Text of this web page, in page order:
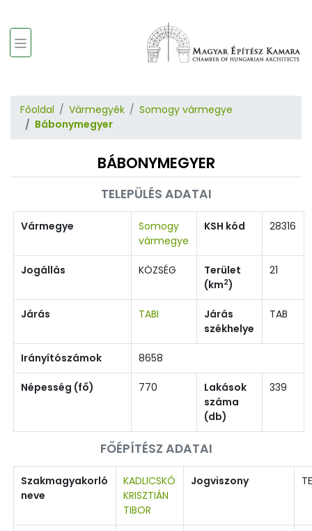
Főoldal Vármegyék
Somogy vármegye
Bábonymegyer
BÁBONYMEGYER
TELEPÜLÉS ADATAI
Vármegye
Somogy
vármegye
KSH kód 28316
Jogállás KÖZSÉG
Terület
(km2)
21
Járás TABI
Járás
székhelye
TAB
Irányítószámok 8658
Népesség (fő) 770
Lakások
száma
(db)
339
FŐÉPÍTÉSZ ADATAI
Szakmagyakorló
neve
KADLICSKÓ
KRISZTIÁN
TIBOR
Jogviszony